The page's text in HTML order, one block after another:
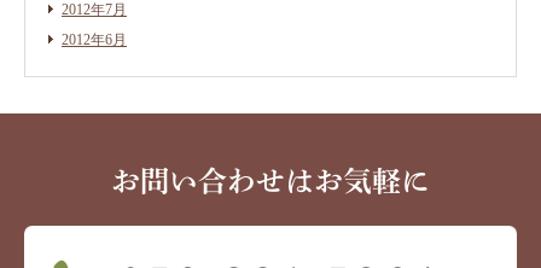
2012年7月
2012年6月
お問い合わせはお気軽に